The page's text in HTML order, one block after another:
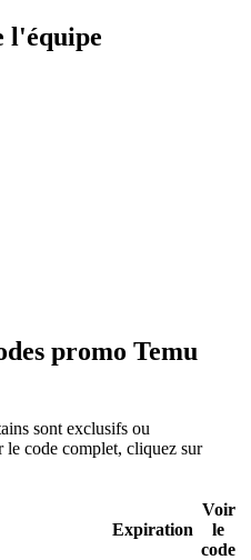
l'équipe
promo Temu
sont exclusifs ou
le code complet, cliquez sur
Expiration
Voir
le
code